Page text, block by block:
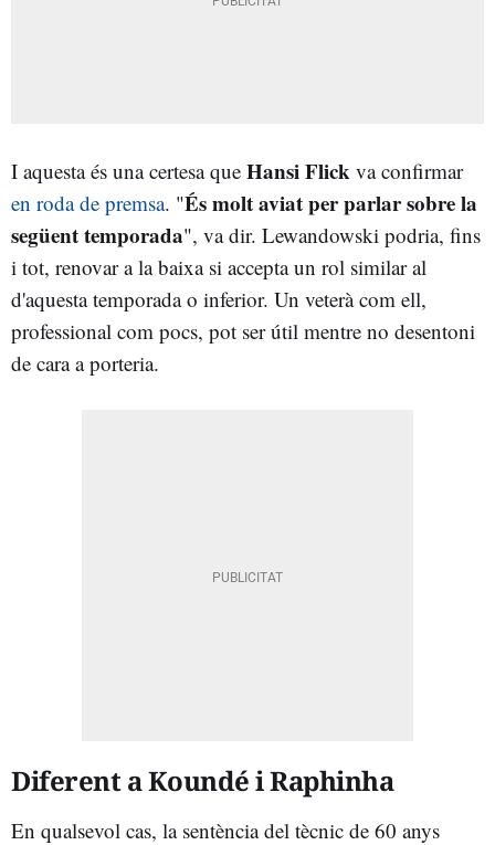
I aquesta és una certesa que Hansi Flick va confirmar
en roda de premsa. "És molt aviat per parlar sobre la
següent temporada", va dir. Lewandowski podria, fins
i tot, renovar a la baixa si accepta un rol similar al
d'aquesta temporada o inferior. Un veterà com ell,
professional com pocs, pot ser útil mentre no desentoni
de cara a porteria.
Diferent a Koundé i Raphinha
En qualsevol cas, la sentència del tècnic de 60 anys